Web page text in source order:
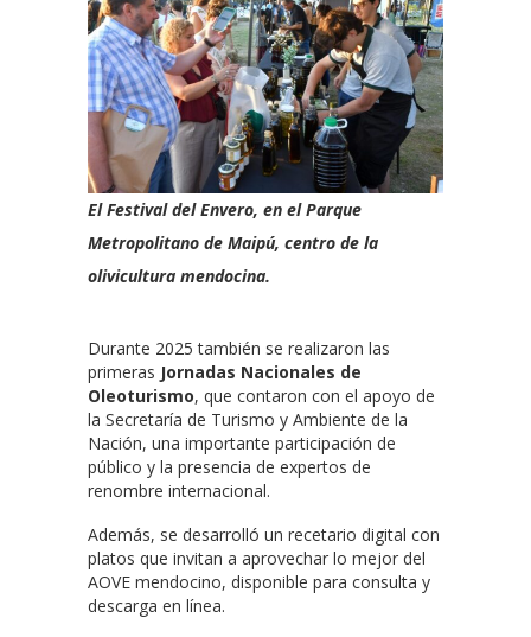
El Festival del Envero, en el Parque
Metropolitano de Maipú, centro de la
olivicultura mendocina.
Durante 2025 también se realizaron las
primeras Jornadas Nacionales de
Oleoturismo, que contaron con el apoyo de
la Secretaría de Turismo y Ambiente de la
Nación, una importante participación de
público y la presencia de expertos de
renombre internacional.
Además, se desarrolló un recetario digital con
platos que invitan a aprovechar lo mejor del
AOVE mendocino, disponible para consulta y
descarga en línea.